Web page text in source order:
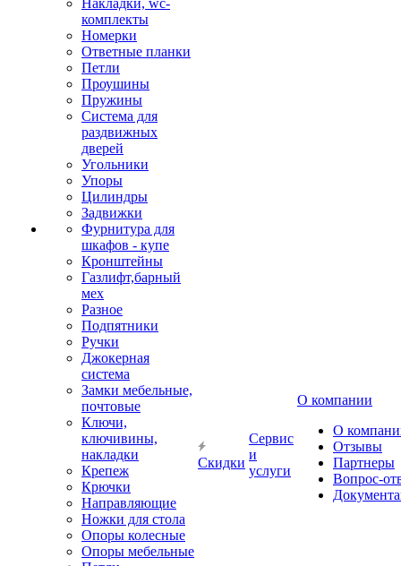
Накладки, wc-
комплекты
Номерки
Ответные планки
Петли
Проушины
Пружины
Система для
раздвижных
дверей
Угольники
Упоры
Цилиндры
Задвижки
Фурнитура для
шкафов - купе
Кронштейны
Газлифт,барный
мех
Разное
Подпятники
Ручки
Джокерная
система
Замки мебельные,
почтовые
Ключи,
ключивины,
накладки
Крепеж
Крючки
Направляющие
Ножки для стола
Опоры колесные
Опоры мебельные
Скидки
Сервис
и
услуги
О компании
О
Отзывы
Партнеры
Вопрос-